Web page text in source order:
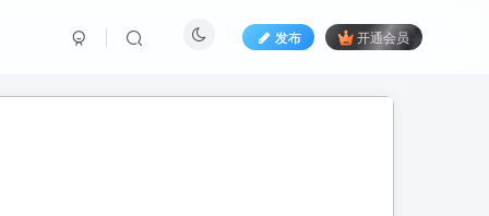
发布 开通会员